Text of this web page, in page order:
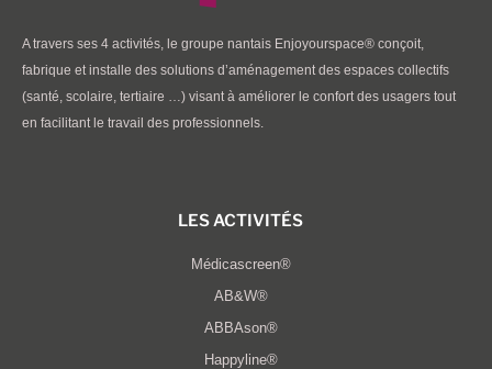
A travers ses 4 activités, le groupe nantais Enjoyourspace® conçoit,
fabrique et installe des solutions d’aménagement des espaces collectifs
(santé, scolaire, tertiaire …) visant à améliorer le confort des usagers tout
en facilitant le travail des professionnels.
LES ACTIVITÉS
Médicascreen®
AB&W®
ABBAson®
Happyline®